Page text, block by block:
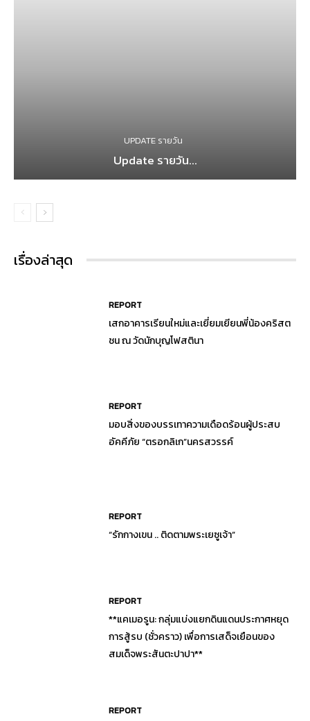
UPDATE รายวัน
Update รายวัน...
เรื่องล่าสุด
REPORT
เสกอาคารเรียนใหม่และเยี่ยมเยียนพี่น้องคริสต
ชน ณ วัดนักบุญโฟสตินา
REPORT
มอบสิ่งของบรรเทาความเดือดร้อนผู้ประสบ
อัคคีภัย “ตรอกลิเก”นครสวรรค์
REPORT
“รักกางเขน .. ติดตามพระเยซูเจ้า”
REPORT
**แคเมอรูน: กลุ่มแบ่งแยกดินแดนประกาศหยุด
การสู้รบ (ชั่วคราว) เพื่อการเสด็จเยือนของ
สมเด็จพระสันตะปาปา**
REPORT